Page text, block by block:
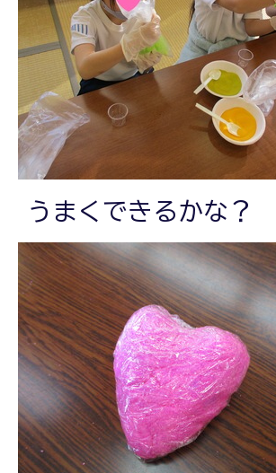
うまくできるかな？